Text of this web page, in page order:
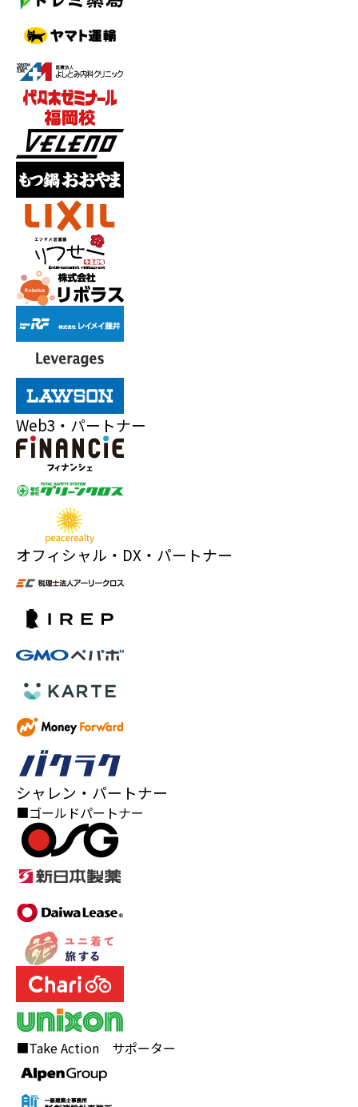
Web3・パートナー
オフィシャル・DX・パートナー
シャレン・パートナー
■ゴールドパートナー
■Take Action サポーター